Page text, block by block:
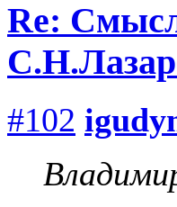
Re:
#102